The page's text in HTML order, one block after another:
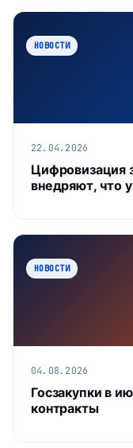
НОВОСТИ
22.04.2026
Цифровизация
внедряют, что
НОВОСТИ
04.08.2026
Госзакупки в
контракты